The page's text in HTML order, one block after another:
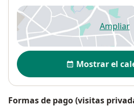
Ampliar
se
Disponibilidad
Mostrar el
Formas de pago (visitas